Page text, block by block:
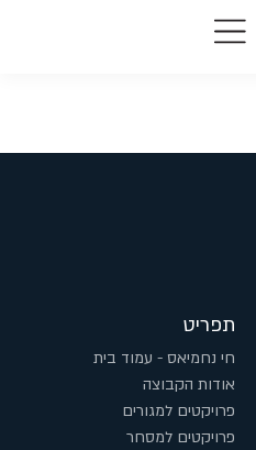
תפריט
חי נחמיאס - עמוד בית
אודות הקבוצה
פרויקטים למגורים
פרויקטים למסחר